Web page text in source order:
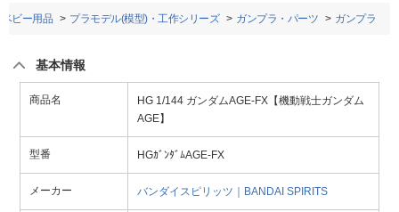
ビー用品 プラモデル(模型)・工作シリーズ ガンプラ・パーツ ガンプラ
基本情報
商品名
HG 1/144 ガンダムAGE-FX【機動戦士ガンダム
AGE】
型番 HGｶﾞﾝﾀﾞﾑAGE-FX
メーカー バンダイスピリッツ｜BANDAI SPIRITS